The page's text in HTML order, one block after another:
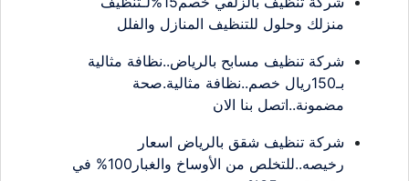
منزلك وحلول للتنظيف المنازل والفلل
شركة تنظيف مسابح بالرياض..نظافة مثالية
بـ150ريال خصم..نظافة مثالية.صحة
مضمونة..اتصل بنا الان
شركة تنظيف شقق بالرياض اسعار
رخيصه..للتخلص من الأوساخ والغبار100% في